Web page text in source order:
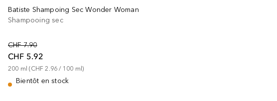
Batiste Shampoing Sec Wonder Woman
Shampooing sec
CHF 7.90
CHF 5.92
200 ml (CHF 2.96 / 100 ml)
Bientôt en stock